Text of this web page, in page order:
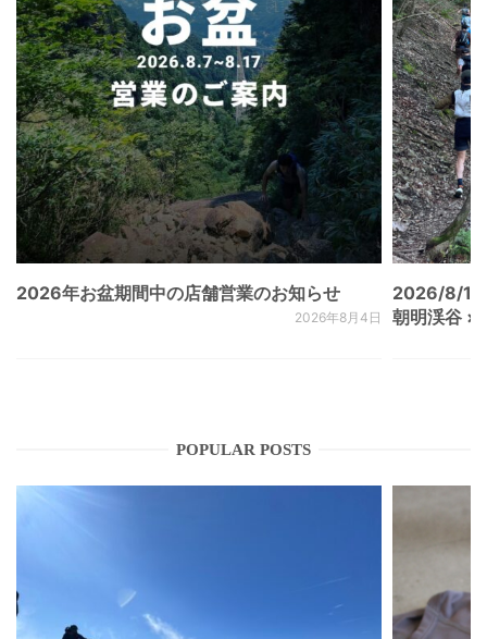
2026年お盆期間中の店舗営業のお知らせ
2026年8月4日
2026/8/
朝明渓谷 ×
POPULAR POSTS